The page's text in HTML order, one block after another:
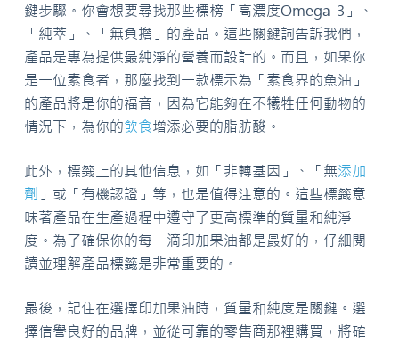
鍵步驟。你會想要尋找那些標榜「高濃度Omega-3」、
「純萃」、「無負擔」的產品。這些關鍵詞告訴我們，
產品是專為提供最純淨的營養而設計的。而且，如果你
是一位素食者，那麼找到一款標示為「素食界的魚油」
的產品將是你的福音，因為它能夠在不犧牲任何動物的
情況下，為你的飲食增添必要的脂肪酸。
此外，標籤上的其他信息，如「非轉基因」、「無添加
劑 」或「有機認證」等，也是值得注意的。這些標籤意
味著產品在生產過程中遵守了更高標準的質量和純淨
度。為了確保你的每一滴印加果油都是最好的，仔細閱
讀並理解產品標籤是非常重要的。
最後，記住在選擇印加果油時，質量和純度是關鍵。選
擇信譽良好的品牌，並從可靠的零售商那裡購買，將確